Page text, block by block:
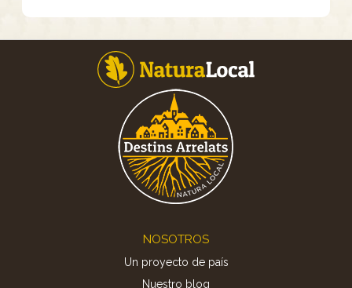
NOSOTROS
Un proyecto de país
Nuestro blog